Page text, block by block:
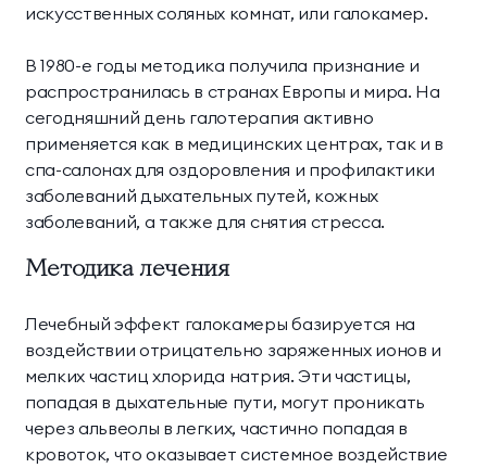
искусственных соляных комнат, или галокамер.
В 1980-е годы методика получила признание и
распространилась в странах Европы и мира. На
сегодняшний день галотерапия активно
применяется как в медицинских центрах, так и в
спа-салонах для оздоровления и профилактики
заболеваний дыхательных путей, кожных
заболеваний, а также для снятия стресса.
Методика лечения
Лечебный эффект галокамеры базируется на
воздействии отрицательно заряженных ионов и
мелких частиц хлорида натрия. Эти частицы,
попадая в дыхательные пути, могут проникать
через альвеолы в легких, частично попадая в
кровоток, что оказывает системное воздействие